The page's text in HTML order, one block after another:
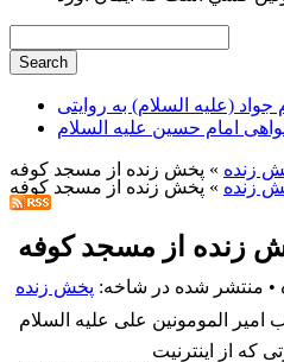
(علیه السلام) به روایتی
امام حسین علیه السلام
زنده » پخش زنده از مسجد کوفه
زنده » پخش زنده از مسجد کوفه
زنده از مسجد کوفه
• منتشر شده در شاخه: پخش زنده
المومونین علی علیه السلام